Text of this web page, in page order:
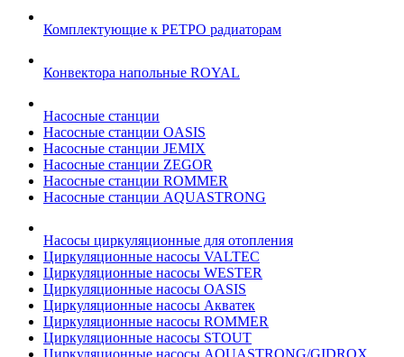
Комплектующие к РЕТРО радиаторам
Конвектора напольные ROYAL
Насосные станции
Насосные станции OASIS
Насосные станции JEMIX
Насосные станции ZEGOR
Насосные станции ROMMER
Насосные станции AQUASTRONG
Насосы циркуляционные для отопления
Циркуляционные насосы VALTEC
Циркуляционные насосы WESTER
Циркуляционные насосы OASIS
Циркуляционные насосы Акватек
Циркуляционные насосы ROMMER
Циркуляционные насосы STOUT
Циркуляционные насосы AQUASTRONG/GIDROX